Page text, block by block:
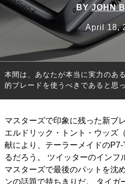
BYJOHN
April 18,
本間は、あなたが本当に実力のあ
的ブレードを使うべきであると思
マスターズで印象に残った新ブ
エルドリック・トント・ウッズ
献により、テーラーメイドの
るだろう。 ツイッターのインフ
マスターズで最後のパットを沈
ンの話題で持ちきりだ。 タイガ
Golf News ゴルフニュース
製品レビュー
DRIVERS ドライバー
FAIRWAY WOODS フェアウェ
HYBRIDS ハイブリッド
IRONS アイアン
WEDGES ウェッジ
PUTTERS パター